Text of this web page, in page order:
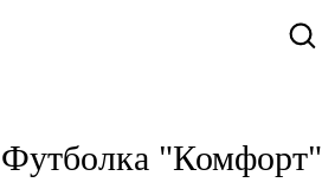
Футболка "Комфорт"